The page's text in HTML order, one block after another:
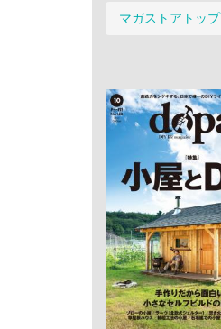
マガストアトップ